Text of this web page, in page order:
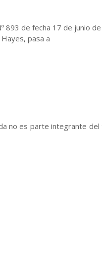
893 de fecha 17 de
pasa a
no es parte integrante